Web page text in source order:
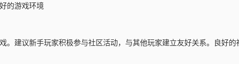
的游戏环境
。建议新手玩家积极参与社区活动，与其他玩家建立友好关系。良好